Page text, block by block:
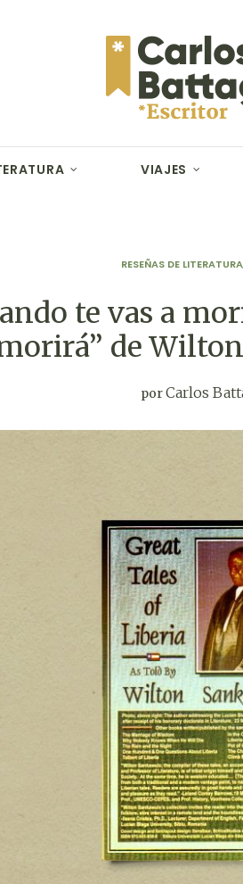
VIAJES
RESEÑAS DE LITERATURA
te vas a
de
porCarlos